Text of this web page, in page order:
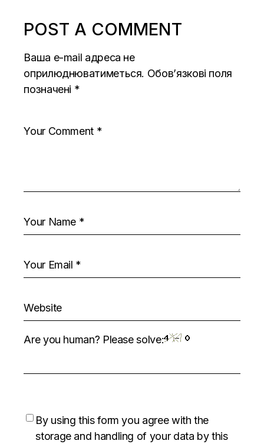
POST A COMMENT
Ваша e-mail адреса не
оприлюднюватиметься. Обов’язкові поля
позначені *
Are you human? Please solve:
By using this form you agree with the
storage and handling of your data by this